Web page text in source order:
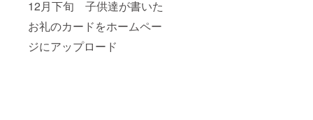
12月下旬 子供達が書いた
お礼のカードをホームペー
ジにアップロード